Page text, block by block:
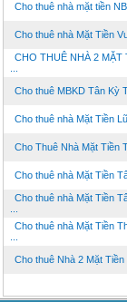
Cho thuê nhà mặt tiền
Cho thuê nhà Mặt Tiền
CHO THUÊ NHÀ 2 MẶT
Cho thuê MBKD Tân Kỳ
Cho thuê nhà Mặt Tiền
Cho Thuê Nhà Mặt Tiền
Cho thuê nhà Mặt Tiền
Cho thuê nhà Mặt Tiền
Cho thuê nhà Mặt Tiền
Cho thuê Nhà 2 Mặt Tiền